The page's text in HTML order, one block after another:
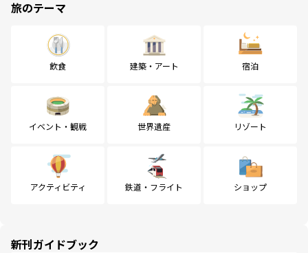
旅のテーマ
飲食 建築・アート 宿泊
イベント・観戦 世界遺産 リゾート
アクティビティ 鉄道・フライト ショップ
新刊ガイドブック